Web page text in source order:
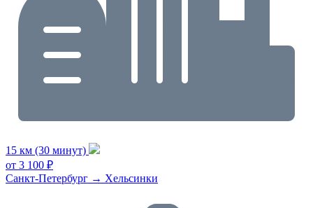
15 км (30 минут)
от 3 100 ₽
Санкт-Петербург → Хельсинки